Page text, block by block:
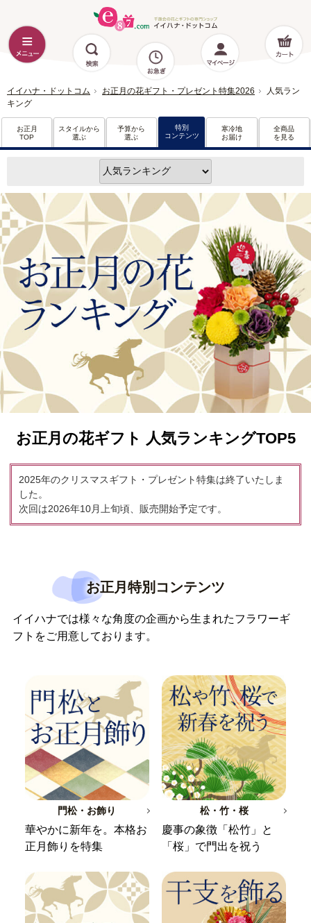
イイハナ・ドットコム お正月の花ギフト・プレゼント特集2026
人気ラン
キング
お正月
TOP
スタイルから
選ぶ
予算から
選ぶ
特別
コンテンツ
寒冷地
お届け
全商品
を見る
お正月の花ギフト 人気ランキングTOP5
2025年のクリスマスギフト・プレゼント特集は終了いたしま
した。
次回は2026年10月上旬頃、販売開始予定です。
お正月特別コンテンツ
イイハナでは様々な角度の企画から生まれたフラワーギ
フトをご用意しております。
門松・お飾り
華やかに新年を。本格お
正月飾りを特集
松・竹・桜
慶事の象徴「松竹」と
「桜」で門出を祝う